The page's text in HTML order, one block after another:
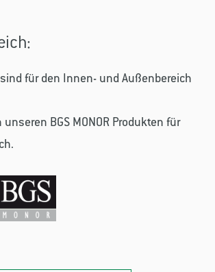
für den Innen- und Außenbereich
BGS MONOR Produkten für